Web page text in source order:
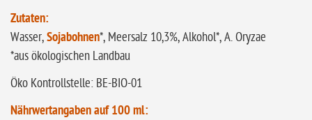
Zutaten:
Wasser,Sojabohnen*, Meersalz 10,3%, Alkohol*, A. Oryzae
*aus ökologischen Landbau
Öko Kontrollstelle: BE-BIO-01
Nährwertangaben auf 100 ml: